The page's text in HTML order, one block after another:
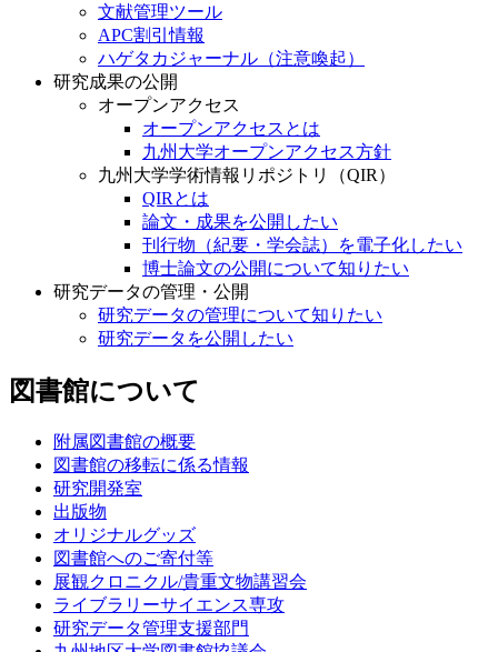
文献管理ツール
APC割引情報
ハゲタカジャーナル（注意喚起）
研究成果の公開
オープンアクセス
オープンアクセスとは
九州大学オープンアクセス方針
九州大学学術情報リポジトリ（QIR）
QIRとは
論文・成果を公開したい
刊行物（紀要・学会誌）を電子化したい
博士論文の公開について知りたい
研究データの管理・公開
研究データの管理について知りたい
研究データを公開したい
図書館について
附属図書館の概要
図書館の移転に係る情報
研究開発室
出版物
オリジナルグッズ
図書館へのご寄付等
展観クロニクル/貴重文物講習会
ライブラリーサイエンス専攻
研究データ管理支援部門